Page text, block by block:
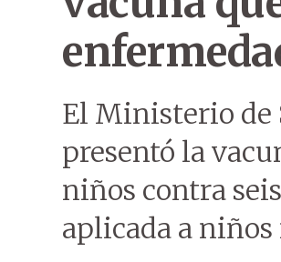
El Ministerio de
presentó la
niños contra
aplicada a